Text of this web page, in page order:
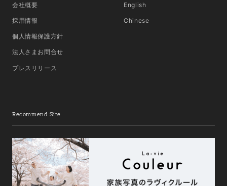
会社概要
採用情報
個人情報保護方針
法人さまお問合せ
プレスリリース
English
Chinese
Recommend Site